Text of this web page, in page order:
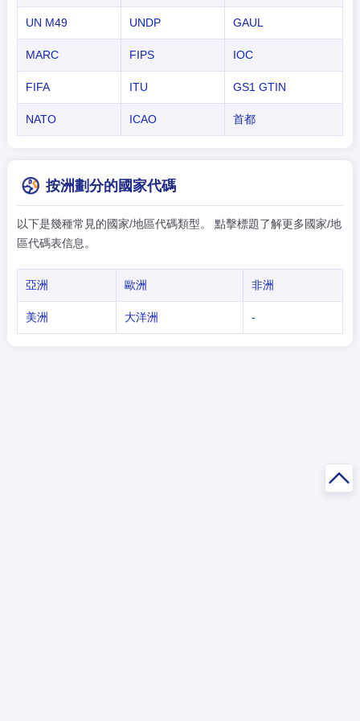
UN M49 UNDP GAUL
MARC FIPS IOC
FIFA ITU GS1 GTIN
NATO ICAO 首都
按洲劃分的國家代碼
以下是幾種常見的國家/地區代碼類型。 點擊標題了解更多國家/地
區代碼表信息。
亞洲 歐洲 非洲
美洲 大洋洲 -